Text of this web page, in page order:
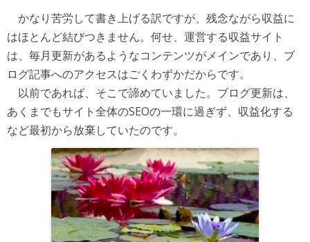
かなり苦労して書き上げる訳ですが、残念ながら収益に
はほとんど結びつきません。何せ、運営する収益サイト
は、毎月更新があるようなコンテンツがメインであり、ブ
ログ記事へのアクセスはごくわずかだからです。
以前であれば、そこで諦めていました。ブログ更新は、
あくまでもサイト全体のSEOの一環に過ぎず、収益化する
など最初から放棄していたのです。